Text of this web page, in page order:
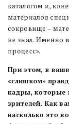
каталогом и,
материалов
сокровище –
не знал. Именно
процесс».
При этом, в
«слишком»
кадры, которые
зрителей. Как
насколько это